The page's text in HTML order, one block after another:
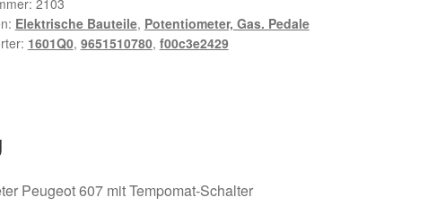
2103
Elektrische Bauteile, Potentiometer, Gas. Pedale
1601Q0, 9651510780, f00c3e2429
Peugeot 607 mit Tempomat-Schalter